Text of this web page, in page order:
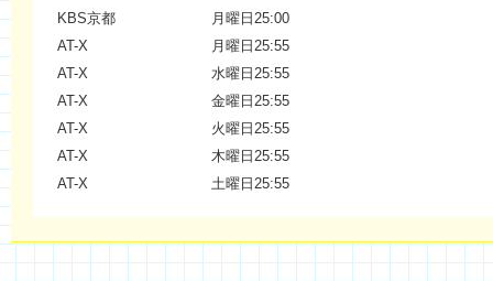
KBS京都
月曜日25:00
AT-X
月曜日25:55
AT-X
水曜日25:55
AT-X
金曜日25:55
AT-X
火曜日25:55
AT-X
木曜日25:55
AT-X
土曜日25:55